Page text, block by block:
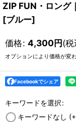
ZIP FUN・ロング
[ブルー]
価格: 4,300円(税
オプションにより価格が変
Facebookでシェア
キーワードを選択:
キーワードなし